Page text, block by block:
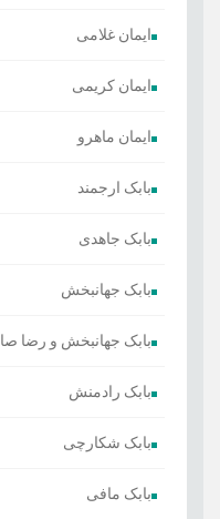
ایمان غلامی
ایمان کریمی
ایمان ماهرو
بابک ارجمند
بابک جاهدی
بابک جهانبخش
بابک جهانبخش و رضا
بابک رادمنش
بابک شکارچی
بابک مافی